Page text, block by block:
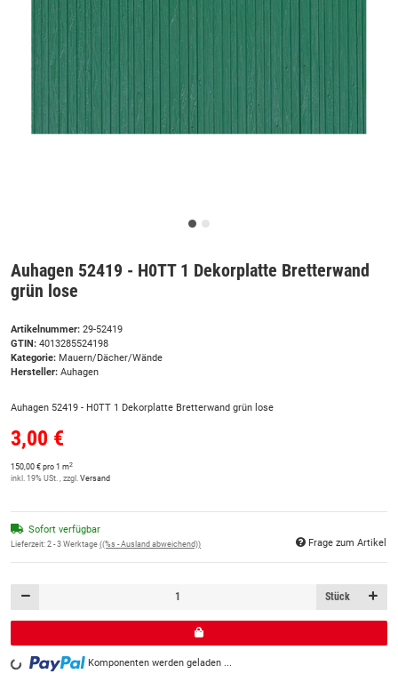
Auhagen 52419 - H0TT 1 Dekorplatte Bretterwand
grün lose
Artikelnummer: 29-52419
GTIN: 4013285524198
Kategorie: Mauern/Dächer/Wände
Hersteller: Auhagen
Auhagen 52419 - H0TT 1 Dekorplatte Bretterwand grün lose
3,00 €
150,00 € pro 1 m2
inkl. 19% USt. , zzgl. Versand
Sofort verfügbar
Lieferzeit: 2 - 3 Werktage ((%s - Ausland abweichend)) Frage zum Artikel
Stück
Loading... Komponenten werden geladen ...